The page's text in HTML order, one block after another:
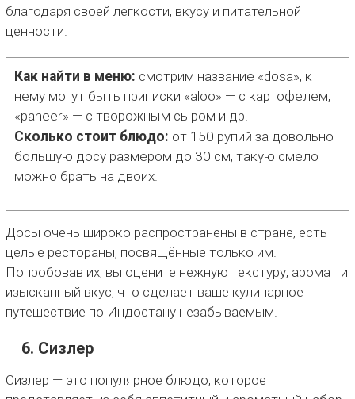
благодаря своей легкости, вкусу и питательной
ценности.
Как найти в меню: смотрим название «dosa», к
нему могут быть приписки «aloo» — с картофелем,
«paneer» — с творожным сыром и др.
Сколько стоит блюдо: от 150 рупий за довольно
большую досу размером до 30 см, такую смело
можно брать на двоих.
Досы очень широко распространены в стране, есть
целые рестораны, посвящённые только им.
Попробовав их, вы оцените нежную текстуру, аромат и
изысканный вкус, что сделает ваше кулинарное
путешествие по Индостану незабываемым.
6. Сизлер
Сизлер — это популярное блюдо, которое